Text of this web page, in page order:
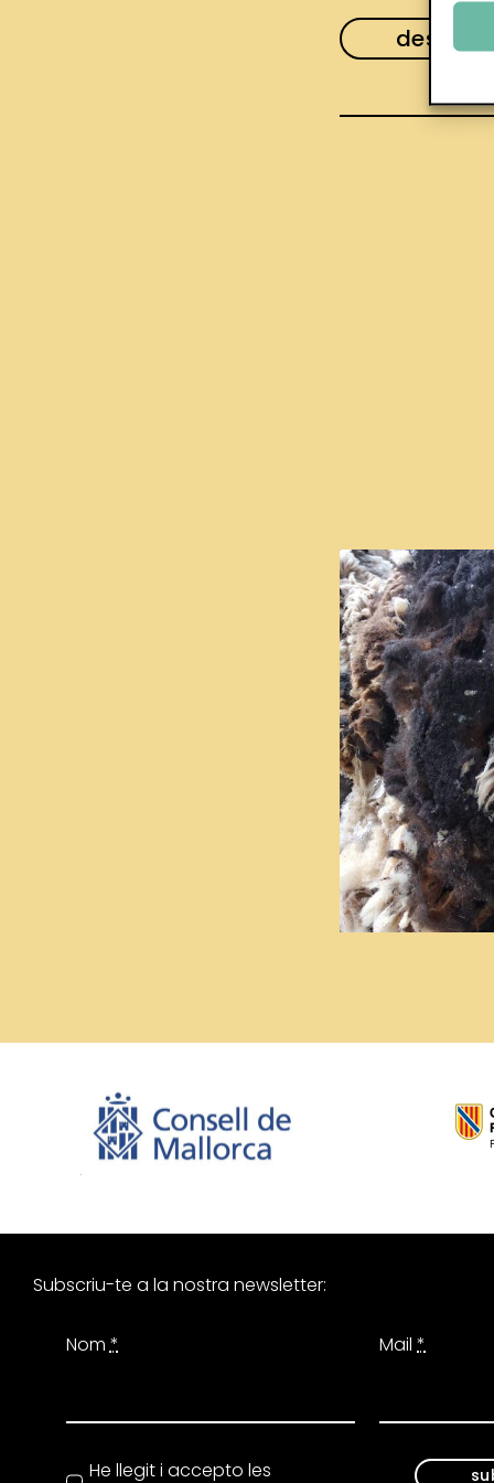
Subscriu-te a la nostra newsletter:
Nom* Mail*
He llegit i accepto les